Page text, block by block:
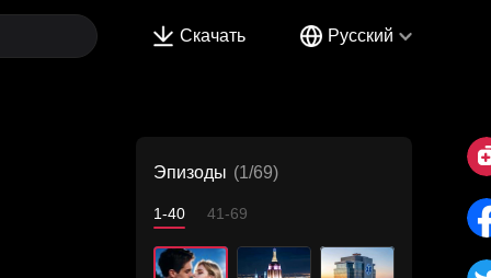
Скачать Русский
Эпизоды (1/69)
1-40 41-69